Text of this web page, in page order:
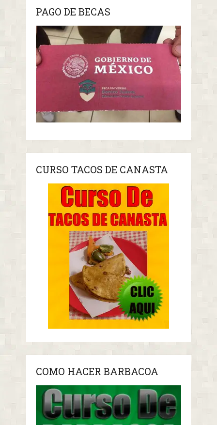
PAGO DE BECAS
CURSO TACOS DE CANASTA
COMO HACER BARBACOA